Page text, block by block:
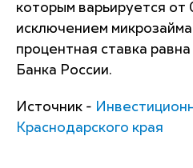
которым варьируется от
исключением
процентная ставка
Банка России.
Источник -
Краснодарского края